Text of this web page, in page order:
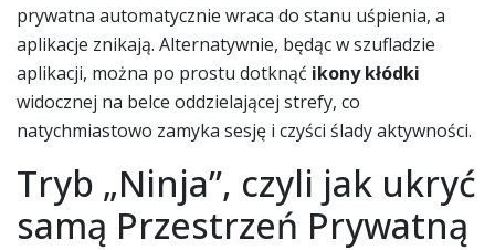
prywatna automatycznie wraca do stanu uśpienia, a
aplikacje znikają. Alternatywnie, będąc w szufladzie
aplikacji, można po prostu dotknąć ikony kłódki
widocznej na belce oddzielającej strefy, co
natychmiastowo zamyka sesję i czyści ślady aktywności.
Tryb „Ninja”, czyli jak ukryć
samą Przestrzeń Prywatną